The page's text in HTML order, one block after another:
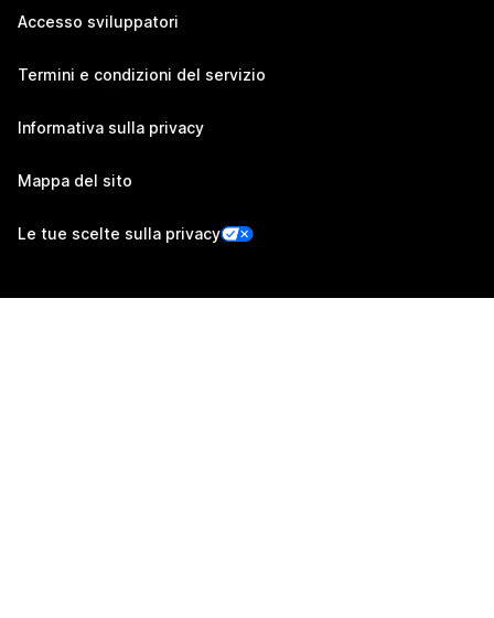
Accesso sviluppatori
Termini e condizioni del servizio
Informativa sulla privacy
Mappa del sito
Le tue scelte sulla privacy